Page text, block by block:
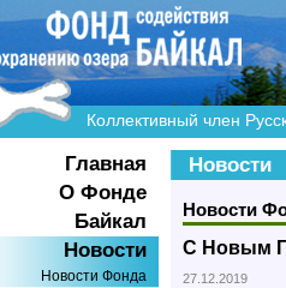
Коллективный член
Главная
О Фонде
Байкал
Новости
Новости Фонда
Новости
Новости
С Новым
27.12.2019